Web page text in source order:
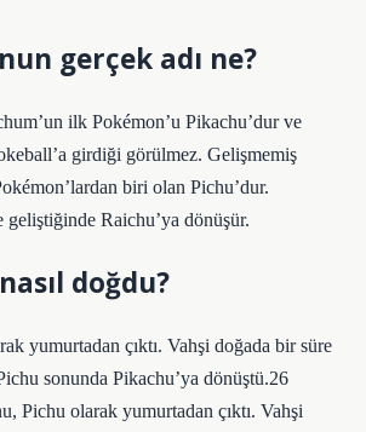
gerçek adı ne?
ilk Pokémon’u Pikachu’dur ve
girdiği görülmez. Gelişmemiş
biri olan Pichu’dur.
Raichu’ya dönüşür.
doğdu?
yumurtadan çıktı. Vahşi doğada bir süre
sonunda Pikachu’ya dönüştü.26
Pichu olarak yumurtadan çıktı. Vahşi